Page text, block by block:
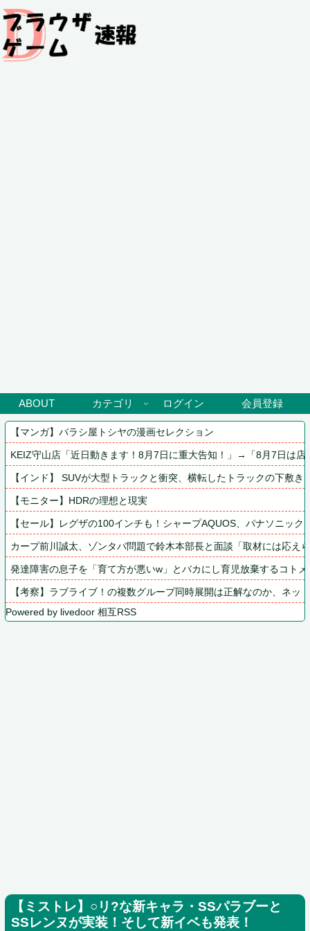
ABOUT カテゴリ ログイン 会員登録
【マンガ】バラシ屋トシヤの漫画セレクション
KEIZ守山店「近日動きます！8月7日に重大告知！」→「8月7日は店
【インド】 SUVが大型トラックと衝突、横転したトラックの下敷き
【モニター】HDRの理想と現実
【セール】レグザの100インチも！シャープAQUOS、パナソニッ
カープ前川誠太、ゾンタバ問題で鈴木本部長と面談「取材には応え
発達障害の息子を「育て方が悪いw」とバカにし育児放棄するコト
【考察】ラブライブ！の複数グループ同時展開は正解なのか、ネッ
Powered by livedoor 相互RSS
【ミストレ】○リ?な新キャラ・SSパラブーと
SSレンヌが実装！そして新イベも発表！